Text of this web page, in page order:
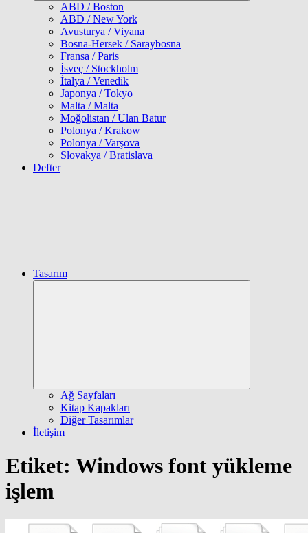
ABD / Boston
ABD / New York
Avusturya / Viyana
Bosna-Hersek / Saraybosna
Fransa / Paris
İsveç / Stockholm
İtalya / Venedik
Japonya / Tokyo
Malta / Malta
Moğolistan / Ulan Batur
Polonya / Krakow
Polonya / Varşova
Slovakya / Bratislava
Defter
Tasarım
Ağ Sayfaları
Kitap Kapakları
Diğer Tasarımlar
İletişim
Etiket: Windows font yükleme
işlem